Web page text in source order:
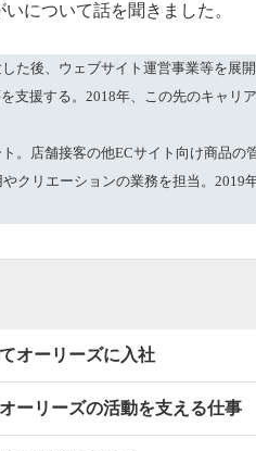
について話を聞きました。
た後、ウェブサイト運営事業等を展開
支援する。2018年、この先のキャリ
。店舗接客の他ECサイト向け商品の
クリエーションの業務を担当。2019
オーリーズに入社
ーリーズの活動を支える仕事